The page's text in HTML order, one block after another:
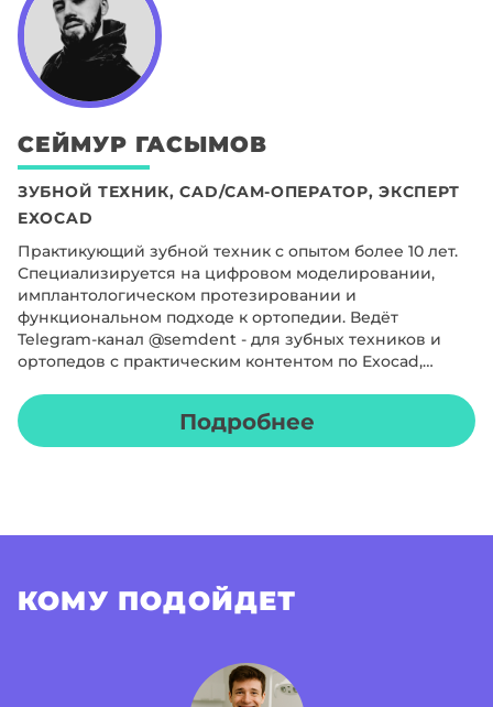
СЕЙМУР ГАСЫМОВ
ЗУБНОЙ ТЕХНИК, CAD/CAM-ОПЕРАТОР, ЭКСПЕРТ
EXOCAD
Практикующий зубной техник с опытом более 10 лет.
Специализируется на цифровом моделировании,
имплантологическом протезировании и
функциональном подходе к ортопедии. Ведёт
Telegram-канал @semdent - для зубных техников и
ортопедов с практическим контентом по Exocad,
Подробнее
КОМУ ПОДОЙДЕТ